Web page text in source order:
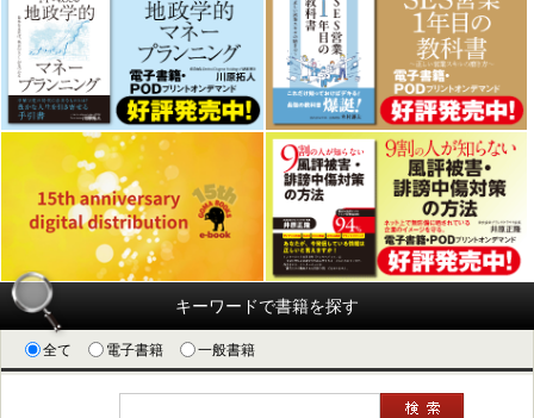
キーワードで書籍を探す
全て 電子書籍 一般書籍